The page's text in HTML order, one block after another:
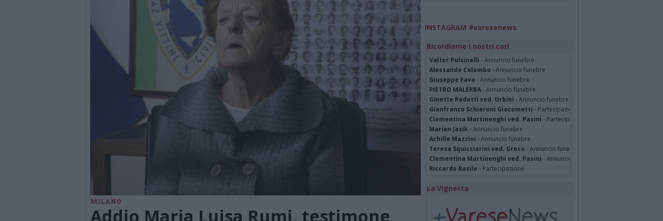
MILANO
Addio Maria Luisa Rumi, testimone
INSTAGRAM #varesenews
Ricordiamo i nostri cari
Valter Pulsinelli - Annuncio funebre
Alessando Colombo - Annuncio funebre
Giuseppe Fava - Annuncio funebre
PIETRO MALERBA- Annuncio funebre
Ginette Pedotti ved. Urbini - Annuncio funebre
Gianfranco Schieroni Giacometti - Partecipazione
Clementina Martinenghi ved. Pasini - Partecipazione
Marian Jasik - Annuncio funebre
Achille Mazzini - Annuncio funebre
Teresa Squicciarini ved. Greco - Annuncio funebre
Clementina Martinenghi ved. Pasini - Annuncio funebre
Riccardo Basile - Partecipazione
La Vignetta